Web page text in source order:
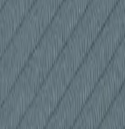
модели КППС 1364x1364 (двух,
теплообменник: КППС-1322x1322
можно по ссылке в верхней
по воздуху 19000м 3 /час. Внешний
размером 1400 1400 мм.